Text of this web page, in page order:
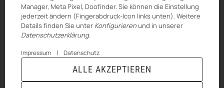
© HILBERT Mineralöl GmbH* Alle Preise inkl. gesetzlicher USt., zzgl.Versand
Manager, Meta Pixel, Doofinder. Sie können die Einstellung
jederzeit ändern (Fingerabdruck-Icon links unten). Weitere
Details finden Sie unter Konfigurierenund in unserer
Datenschutzerklärung.
Impressum | Datenschutz
ALLE AKZEPTIEREN